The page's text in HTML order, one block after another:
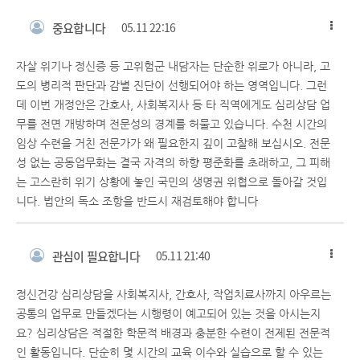
중요합니다 05.11 22:16
자살 위기나 정신증 등 고위험군 내담자는 단순한 위로가 아니라, 고
도의 병리적 판단과 감별 진단이 선행되어야 하는 영역입니다. 그런
데 이번 개정안은 간호사, 사회복지사 등 타 직역에게도 심리상담 업
무를 전면 개방하며 전문성의 경계를 허물고 있습니다. 수천 시간의
임상 수련을 거친 전문가가 왜 필요한지 깊이 고찰해 보십시오. 전문
성 없는 공동업무화는 결국 자격의 하향 평준화를 초래하고, 그 피해
는 고스란히 위기 상황에 놓인 국민의 생명권 위협으로 돌아갈 것입
니다. 법안의 독소 조항을 반드시 재검토해야 합니다
관심이 필요합니다 05.11 21:40
정신건강 심리상담을 사회복지사, 간호사, 작업치료사까지 아우르는
공통의 업무로 만들겠다는 시행령이 예고되어 있는 것을 아시는지
요? 심리상담은 적절한 학문적 배경과 충분한 수련이 전제된 전문적
인 활동입니다. 단순히 몇 시간의 교육 이수와 실습으로 할 수 있는